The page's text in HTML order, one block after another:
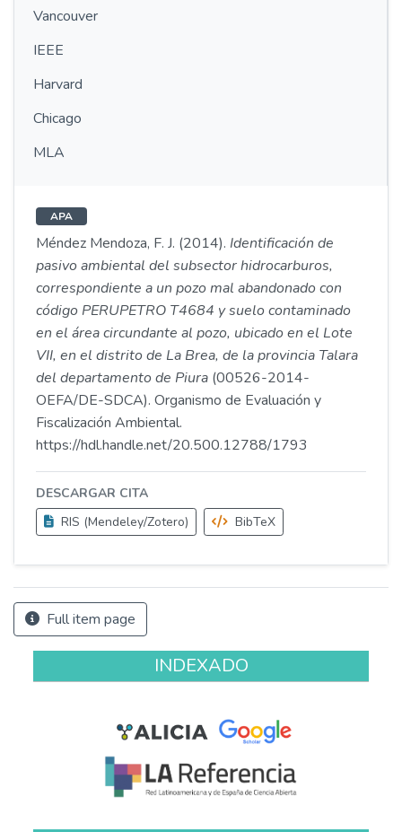
Vancouver
IEEE
Harvard
Chicago
MLA
APA
Méndez Mendoza, F. J. (2014). Identificación de
pasivo ambiental del subsector hidrocarburos,
correspondiente a un pozo mal abandonado con
código PERUPETRO T4684 y suelo contaminado
en el área circundante al pozo, ubicado en el Lote
VII, en el distrito de La Brea, de la provincia Talara
del departamento de Piura (00526-2014-
OEFA/DE-SDCA). Organismo de Evaluación y
Fiscalización Ambiental.
https://hdl.handle.net/20.500.12788/1793
DESCARGAR CITA
RIS (Mendeley/Zotero)
BibTeX
Full item page
INDEXADO